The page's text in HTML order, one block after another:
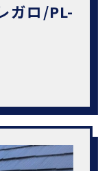
ガロ/PL-